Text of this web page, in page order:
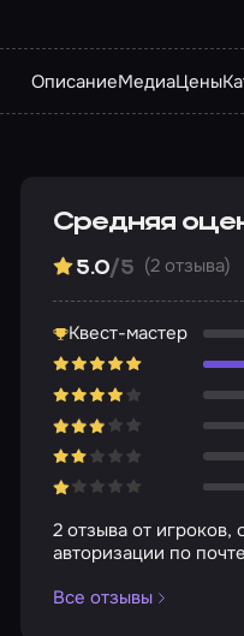
ОписаниеМедиаЦены
Средняя
5.0/5 (2 отзыва)
Квест-мастер
2 отзыва от игроков,
авторизации по
Все отзывы